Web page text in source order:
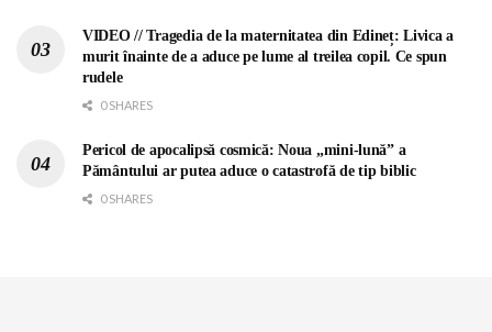
VIDEO // Tragedia de la maternitatea din Edineț: Livica a
murit înainte de a aduce pe lume al treilea copil. Ce spun
rudele
0 SHARES
Pericol de apocalipsă cosmică: Noua „mini-lună” a
Pământului ar putea aduce o catastrofă de tip biblic
0 SHARES